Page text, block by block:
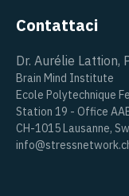
Contattaci
Dr. Aurélie Lattion,
Brain Mind Institute
Ecole Polytechnique
Station 19 - Office
CH-1015 Lausanne,